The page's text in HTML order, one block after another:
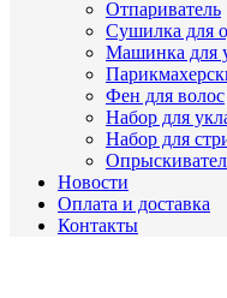
Отпариватель
Сушилка для
Машинка для
Фен для волос
Набор для
Набор для
Новости
Оплата и доставка
Контакты